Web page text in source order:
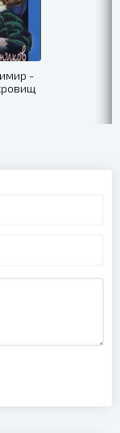
начало.
начало.
начало.
начало.
начало.
начало.
начало.
начало.
начало.
-